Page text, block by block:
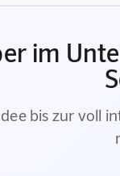
im
bis zur voll